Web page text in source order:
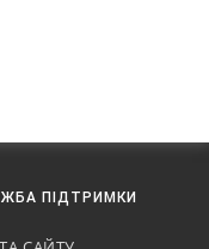
ПІДТРИМКИ